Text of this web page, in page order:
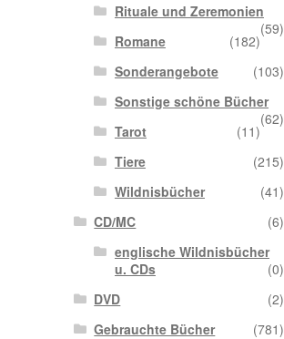
Rituale und Zeremonien
(59)
Romane
(182)
Sonderangebote
(103)
Sonstige schöne Bücher
(62)
Tarot
(11)
Tiere
(215)
Wildnisbücher
(41)
CD/MC
(6)
englische Wildnisbücher
u. CDs
(0)
DVD
(2)
Gebrauchte Bücher
(781)